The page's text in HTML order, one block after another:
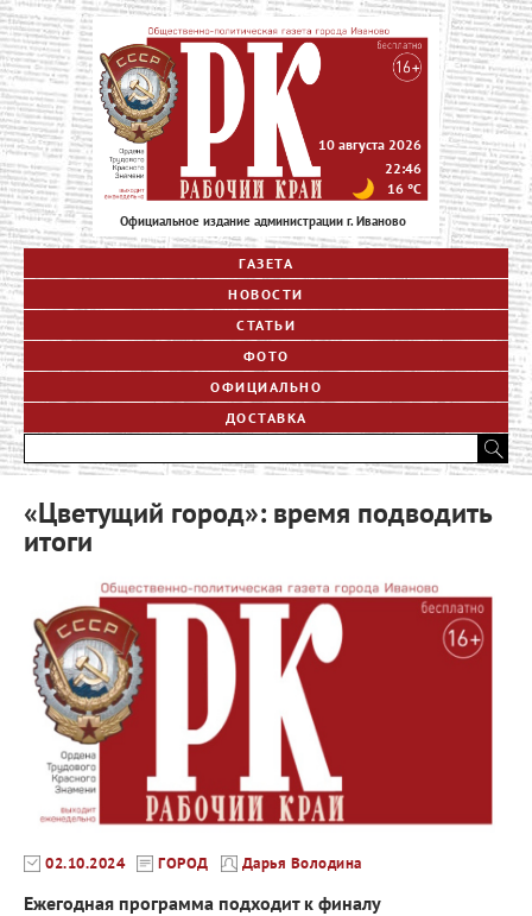
Официальное издание администрации г. Иваново
10 августа 2026
22:46
16 °C
ГАЗЕТА
НОВОСТИ
СТАТЬИ
ФОТО
ОФИЦИАЛЬНО
ДОСТАВКА
«Цветущий город»: время подводить
итоги
02.10.2024 ГОРОД Дарья Володина
Ежегодная программа подходит к финалу